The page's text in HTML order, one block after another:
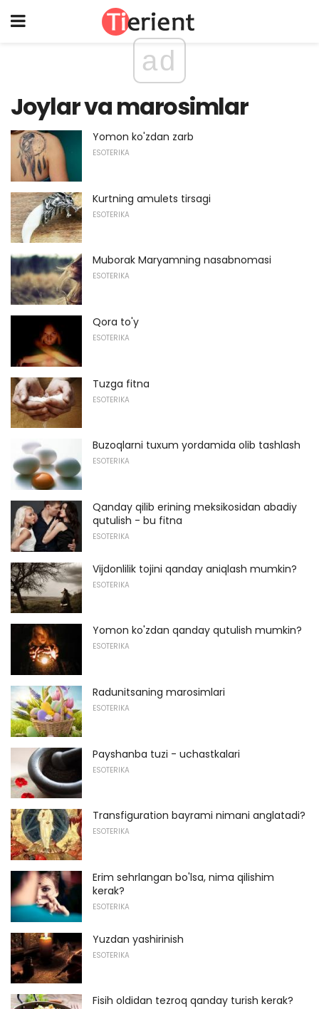
ad
Joylar va marosimlar
Yomon ko'zdan zarb
ESOTERIKA
Kurtning amulets tirsagi
ESOTERIKA
Muborak Maryamning nasabnomasi
ESOTERIKA
Qora to'y
ESOTERIKA
Tuzga fitna
ESOTERIKA
Buzoqlarni tuxum yordamida olib tashlash
ESOTERIKA
Qanday qilib erining meksikosidan abadiy
qutulish - bu fitna
ESOTERIKA
Vijdonlilik tojini qanday aniqlash mumkin?
ESOTERIKA
Yomon ko'zdan qanday qutulish mumkin?
ESOTERIKA
Radunitsaning marosimlari
ESOTERIKA
Payshanba tuzi - uchastkalari
ESOTERIKA
Transfiguration bayrami nimani anglatadi?
ESOTERIKA
Erim sehrlangan bo'lsa, nima qilishim
kerak?
ESOTERIKA
Yuzdan yashirinish
ESOTERIKA
Fisih oldidan tezroq qanday turish kerak?